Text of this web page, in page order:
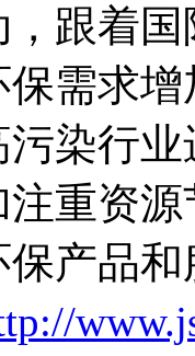
跟着
需求
染行
重资
产品